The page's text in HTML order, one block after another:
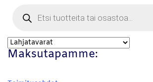
search
Maksutapamme: